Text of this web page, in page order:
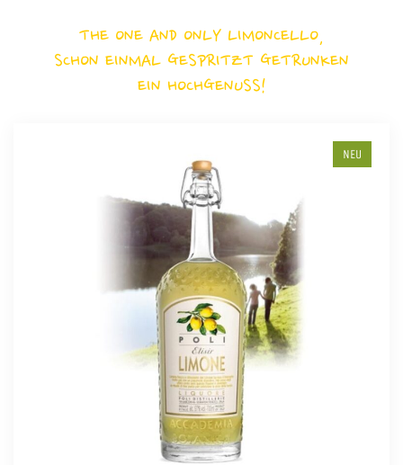
THE ONE AND ONLY LIMONCELLO,
SCHON EINMAL GESPRITZT GETRUNKEN
EIN HOCHGENUSS!
NEU